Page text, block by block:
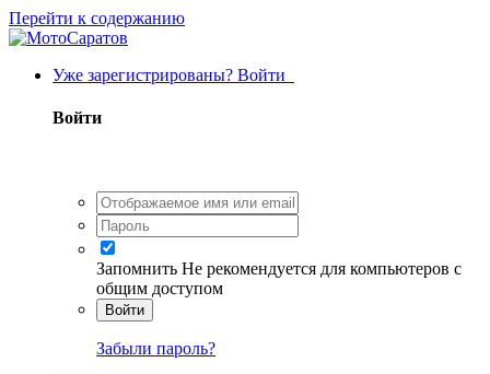
Перейти к содержанию
Уже зарегистрированы? Войти
Войти
Запомнить Не рекомендуется для компьютеров с
общим доступом
Войти
Забыли пароль?